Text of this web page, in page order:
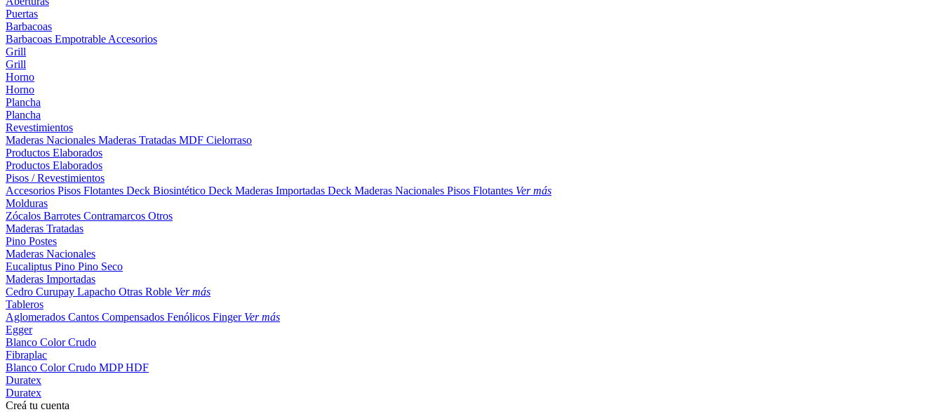
Puertas
Barbacoas
Barbacoas Empotrable Accesorios
Grill
Grill
Horno
Horno
Plancha
Plancha
Revestimientos
Maderas Nacionales Maderas Tratadas MDF Cielorraso
Productos Elaborados
Productos Elaborados
Pisos / Revestimientos
Accesorios Pisos Flotantes Deck Biosintético Deck Maderas Importadas Deck Maderas Nacionales Pisos Flotantes Ver más
Molduras
Zócalos Barrotes Contramarcos Otros
Maderas Tratadas
Pino Postes
Maderas Nacionales
Eucaliptus Pino Pino Seco
Maderas Importadas
Cedro Curupay Lapacho Otras Roble Ver más
Tableros
Aglomerados Cantos Compensados Fenólicos Finger Ver más
Egger
Blanco ColorCrudo
Fibraplac
Blanco ColorCrudo MDPHDF
Duratex
Duratex
Creá tu cuenta